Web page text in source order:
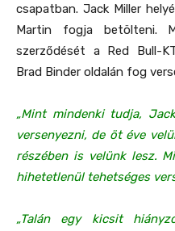
csapatban. Jack Miller
Martin fogja betölteni.
szerződését a Red Bull-
Brad Binder oldalán fog
„Mint mindenki tudja,
versenyezni, de öt éve
részében is velünk lesz.
hihetetlenül tehetséges
„Talán egy kicsit